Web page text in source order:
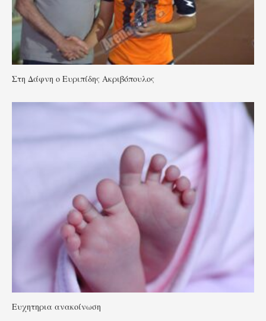
Στη Δάφνη ο Ευριπίδης Ακριβόπουλος
Ευχητηρια ανακοίνωση